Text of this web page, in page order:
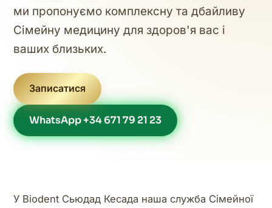
ми пропонуємо комплексну та дбайливу
Сімейну медицину для здоров'я вас і
ваших близьких.
Записатися
WhatsApp +34 671 79 21 23
У Biodent Сьюдад Кесада наша служба Сімейної